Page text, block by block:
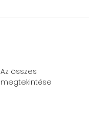
Az összes
megtekintése